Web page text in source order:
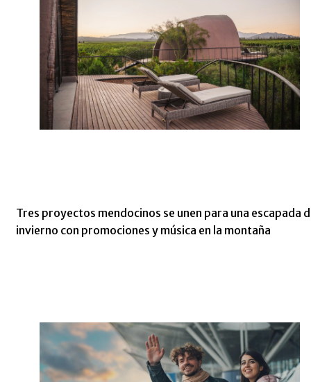
Tres proyectos mendocinos se unen para una escapada
invierno con promociones y música en la montaña